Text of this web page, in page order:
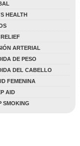
HEALTH
ARTERIAL
DE PESO
DEL CABELLO
FEMENINA
AID
SMOKING